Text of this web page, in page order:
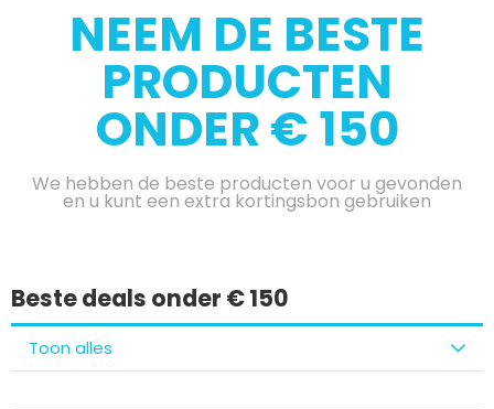
NEEM DE BESTE
PRODUCTEN
ONDER € 150
We hebben de beste producten voor u gevonden
en u kunt een extra kortingsbon gebruiken
Beste deals onder € 150
Toon alles